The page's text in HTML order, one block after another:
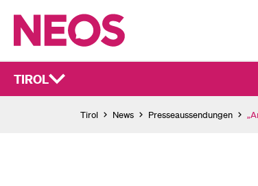
TIROL
Tirol News Presseaussendungen